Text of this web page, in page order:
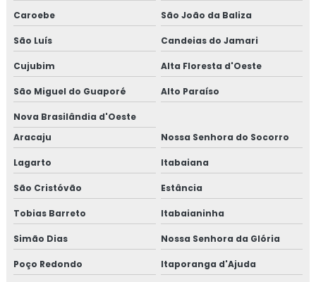
Caroebe São João da Baliza
São Luís Candeias do Jamari
Cujubim Alta Floresta d'Oeste
São Miguel do Guaporé Alto Paraíso
Nova Brasilândia d'Oeste
Aracaju
Nossa Senhora do Socorro
Lagarto Itabaiana
São Cristóvão Estância
Tobias Barreto Itabaianinha
Simão Dias Nossa Senhora da Glória
Poço Redondo Itaporanga d'Ajuda